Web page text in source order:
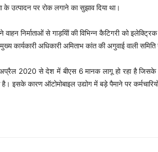
के उत्पादन पर रोक लगाने का सुझाव दिया था।
वाहन निर्माताओं से गाड़यिों की विभिन्न कैटिगरी को
कार्यकारी अधिकारी अमिताभ कांत की अगुवाई वाली समिति
2020 से देश में बीएस 6 मानक लागू हो रहा है जिसके
है। इसके कारण ऑटोमोबाइल उद्योग में बड़े पैमाने पर